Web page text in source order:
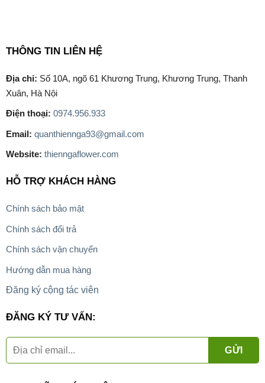
THÔNG TIN LIÊN HỆ
Địa chỉ: Số 10A, ngõ 61 Khương Trung, Khương Trung, Thanh
Xuân, Hà Nội
Điện thoại: 0974.956.933
Email: quanthiennga93@gmail.com
Website: thienngaflower.com
HỖ TRỢ KHÁCH HÀNG
Chính sách bảo mật
Chính sách đổi trả
Chính sách vận chuyển
Hướng dẫn mua hàng
Đăng ký cộng tác viên
ĐĂNG KÝ TƯ VẤN: